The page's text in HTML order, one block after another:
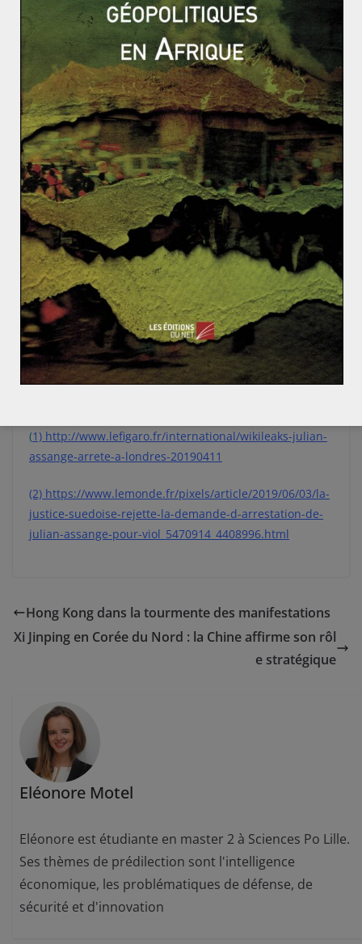
de l’état psychologique fragile d’Assange. La justice
suédoise a, quant à elle, rejeté la demande
d’arrestation lors d’une audience début juin. Cette
première victoire pour la défense d’Assange n’est que
partielle puisqu’en vertu de la coopération pénale
européenne, l’enquête pour viol peut se poursuivre
depuis le Royaume-Uni. (2)
Une décennie plus tard, l’affaire Assange prend un
nouveau tournant. Ses soutiens n’ont jamais cessé de
dénoncer des manœuvres qui auraient eu pour but de
l’extraderin finevers les États-Unis. La suite de cette
affaire devrait nous en apprendre plus sur les
mécanismes juridiques européens et internationaux,
ainsi que nous interroger sur le statut des lanceurs
d’alerte et leur place dans la société, un sujet
éminemment actuel.
(1) http://www.lefigaro.fr/international/wikileaks-julian-
assange-arrete-a-londres-20190411
(2) https://www.lemonde.fr/pixels/article/2019/06/03/la-
justice-suedoise-rejette-la-demande-d-arrestation-de-
julian-assange-pour-viol_5470914_4408996.html
Hong Kong dans la tourmente des manifestations
Xi Jinping en Corée du Nord : la Chine affirme son rôl
e stratégique
Eléonore Motel
Eléonore est étudiante en master 2 à Sciences Po Lille.
Ses thèmes de prédilection sont l'intelligence
économique, les problématiques de défense, de
sécurité et d'innovation